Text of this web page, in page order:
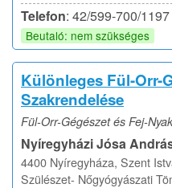
Telefon: 42/599-700/1197
Beutaló: nem szükséges
Különleges Fül-Orr-
Szakrendelése
Fül-Orr-Gégészet és Fej-
Nyíregyházi Jósa
4400 Nyíregyháza, Szent
Szülészet- Nőgyógyászati